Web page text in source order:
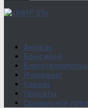
Анонсы
Банк идей
Интервью
Кавказ
Проекты
Социальное